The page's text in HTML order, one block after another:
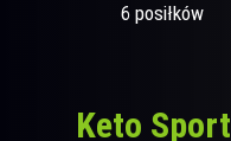
6 posiłków
Keto Sport